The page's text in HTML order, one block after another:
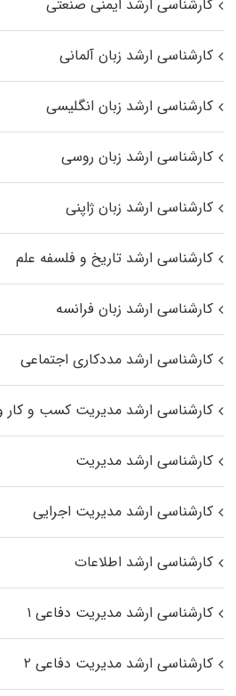
کارشناسی ارشد ایمنی صنعتی
کارشناسی ارشد زبان آلمانی
کارشناسی ارشد زبان انگلیسی
کارشناسی ارشد زبان روسی
کارشناسی ارشد زبان ژاپنی
کارشناسی ارشد تاریخ و فلسفه علم
کارشناسی ارشد زبان فرانسه
کارشناسی ارشد مددکاری اجتماعی
کارشناسی ارشد مدیریت کسب و کار
کارشناسی ارشد مدیریت
کارشناسی ارشد مدیریت اجرایی
کارشناسی ارشد اطلاعات
کارشناسی ارشد مدیریت دفاعی ۱
کارشناسی ارشد مدیریت دفاعی ۲